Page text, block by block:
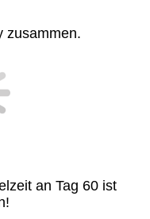
zusammen.
an Tag 60 ist